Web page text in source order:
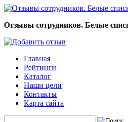
Отзывы сотрудников. Белые
Главная
Рейтинги
Каталог
Наши цели
Контакты
Карта сайта